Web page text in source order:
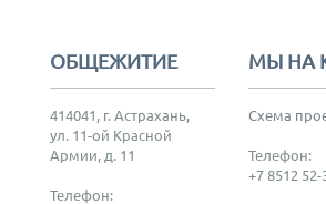
ОБЩЕЖИТИЕ
414041, г. Астрахань,
ул. 11-ой Красной
Армии, д. 11
Телефон:
МЫ НА
Схема
Телефон:
+7 8512 52-